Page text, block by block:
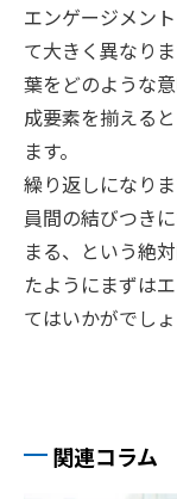
エンゲージメン
て大きく異なり
葉をどのような
成要素を揃える
ます。
繰り返しになり
員間の結びつき
まる、という絶
たようにまずは
てはいかがでしょ
関連コラム